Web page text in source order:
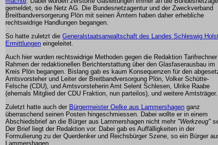
gemeldet, so die Netz AG. Die Bundesnetzagentur und der Zweckverband
Breitbandversorgerung Plön mit seinen Ämtern haben daher erhebliche
rechtswidrige Handlungen begangen.
So hatte zuletzt die Generalstaatsanwaltschaft des Landes Schleswig
Ermittlungen eingeleitet.
Auch hier wurden rechtswidrige Methoden gegen die Redaktion
Rahmen der redaktionellen Berichterstattung über den Glasfaserausbau im
Kreis Plön begangen. Bislang gab es kaum Konsequenzen für den
Amtsvorsteher und Leiter der Breitbandversorgung Plön, Volker Schütte-
Felsche (CDU), und Amtsvorsteherin Amt Selent Schlesen, Ulrike Raabe
(ehemals Mitglied der CDU Fraktion, nun parteilos), und weitere Amtsträger.
Zuletzt hatte auch der Bürgermeister Oelke aus Lammershagen ganz
überraschend seinen Posten hingeschmiessen. Dabei wollte er in einem
Abschiedsbrief an die Bürger aus Lammershagen nicht mehr "Werkzeug"
Der Brief liegt der Redaktion vor. Dabei gab es Auffälligkeiten in der
Formulierung zu der Querdenker und Reichsbürger Szene, so ein Bürger
Lammershagen.